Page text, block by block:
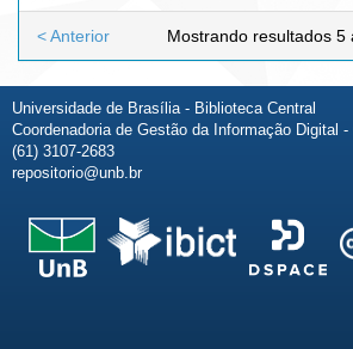
Mostrando resultados 5
< Anterior
Universidade de Brasília - Biblioteca Central
Coordenadoria de Gestão da Informação Digital -
(61) 3107-2683
repositorio@unb.br